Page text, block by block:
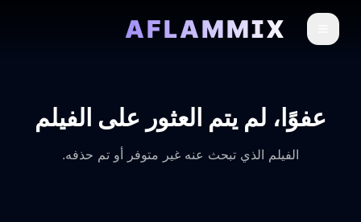
AFLAMMIX
عفوًا، لم يتم العثور على الفيلم
الفيلم الذي تبحث عنه غير متوفر أو تم حذفه.